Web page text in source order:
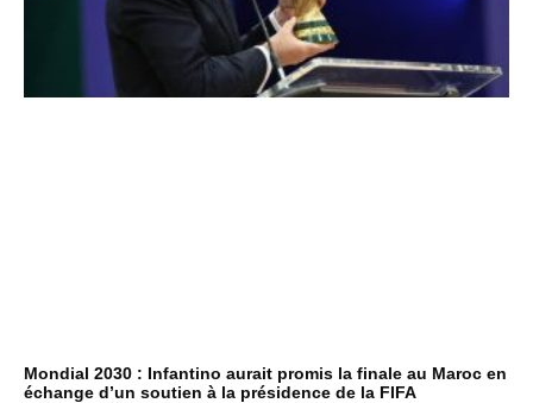
Mondial 2030 : Infantino aurait promis la finale au Maroc en
échange d’un soutien à la présidence de la FIFA